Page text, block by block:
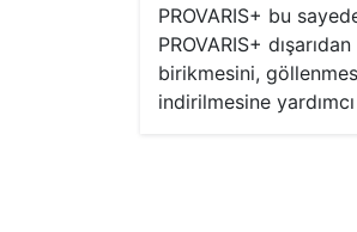
PROVARIS+ bu
PROVARIS+
birikmesini,
indirilmesine